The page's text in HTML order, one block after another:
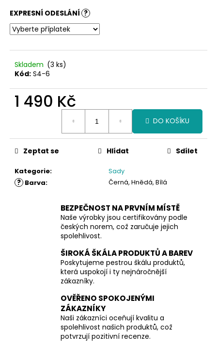
EXPRESNÍ ODESLÁNÍ ?
Skladem (3 ks)
Kód: S4-6
1 490 Kč
DO KOŠÍKU
Kategorie: Sady
? Barva: Černá, Hnědá, Bílá
Zeptat se Hlídat Sdílet
BEZPEČNOST NA PRVNÍM MÍSTĚ
Naše výrobky jsou certifikovány podle
českých norem, což zaručuje jejich
spolehlivost.
ŠIROKÁ ŠKÁLA PRODUKTŮ A BAREV
Poskytujeme pestrou škálu produktů,
která uspokojí i ty nejnáročnější
zákazníky.
OVĚŘENO SPOKOJENÝMI
ZÁKAZNÍKY
Naši zákazníci oceňují kvalitu a
spolehlivost našich produktů, což
potvrzují pozitivní recenze.
m
e